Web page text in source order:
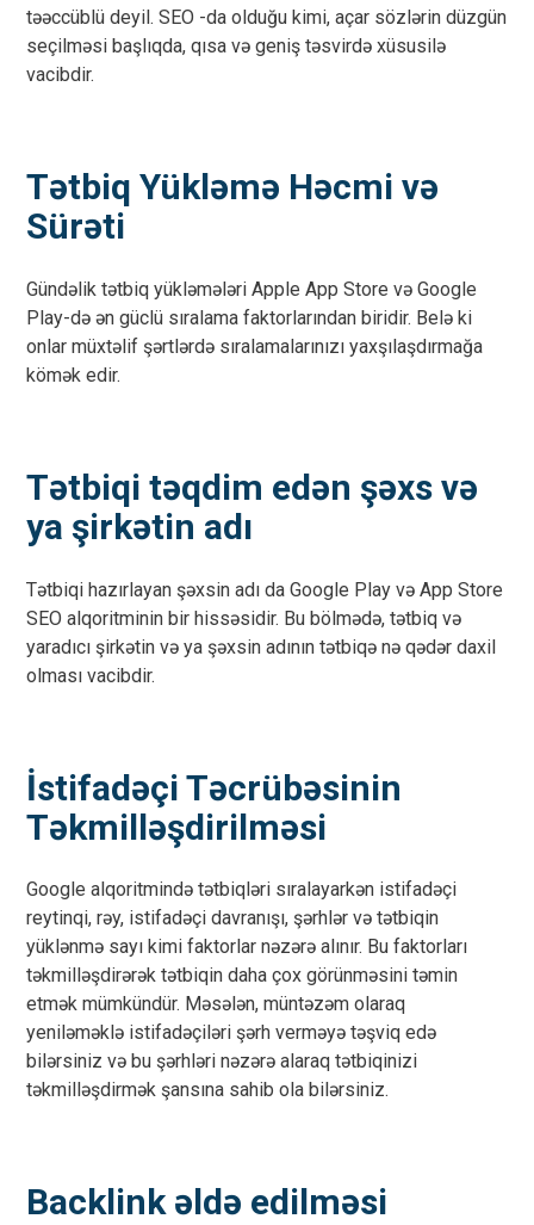
təəccüblü deyil. SEO -da olduğu kimi, açar sözlərin düzgün
seçilməsi başlıqda, qısa və geniş təsvirdə xüsusilə
vacibdir.
Tətbiq Yükləmə Həcmi və
Sürəti
Gündəlik tətbiq yükləmələri Apple App Store və Google
Play-də ən güclü sıralama faktorlarından biridir. Belə ki
onlar müxtəlif şərtlərdə sıralamalarınızı yaxşılaşdırmağa
kömək edir.
Tətbiqi təqdim edən şəxs və
ya şirkətin adı
Tətbiqi hazırlayan şəxsin adı da Google Play və App Store
SEO alqoritminin bir hissəsidir. Bu bölmədə, tətbiq və
yaradıcı şirkətin və ya şəxsin adının tətbiqə nə qədər daxil
olması vacibdir.
İstifadəçi Təcrübəsinin
Təkmilləşdirilməsi
Google alqoritmində tətbiqləri sıralayarkən istifadəçi
reytinqi, rəy, istifadəçi davranışı, şərhlər və tətbiqin
yüklənmə sayı kimi faktorlar nəzərə alınır. Bu faktorları
təkmilləşdirərək tətbiqin daha çox görünməsini təmin
etmək mümkündür. Məsələn, müntəzəm olaraq
yeniləməklə istifadəçiləri şərh verməyə təşviq edə
bilərsiniz və bu şərhləri nəzərə alaraq tətbiqinizi
təkmilləşdirmək şansına sahib ola bilərsiniz.
Backlink əldə edilməsi